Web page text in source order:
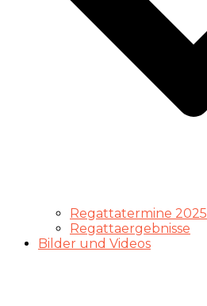
Regattatermine 2025
Regattaergebnisse
Bilder und Videos